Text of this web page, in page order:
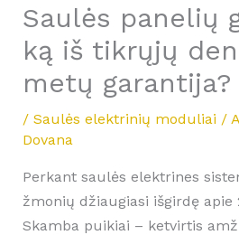
Saulės panelių
ką iš tikrųjų
metų garantija?
/ Saulės elektrinių moduliai /
Dovana
Perkant saulės elektrines
žmonių džiaugiasi išgirdę apie
Skamba puikiai – ketvirtis